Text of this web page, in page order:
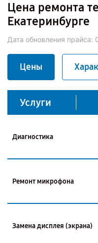
Цена ремонта
Екатеринбурге
Дата обновления прайса:
Цены
Услуги
Диагностика
Ремонт микрофона
Замена дисплея (экрана)